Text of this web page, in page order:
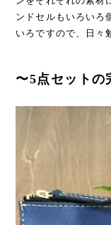
ンドセルもいろいろ
いろですので、日々
〜5点セットの